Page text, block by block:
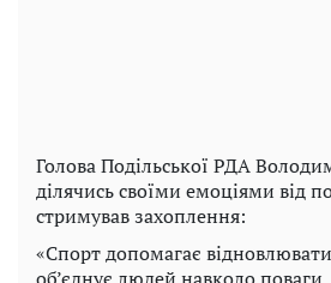
Голова Подільської РДА
ділячись своїми емоціями від
стримував захоплення:
«Спорт допомагає
об’єднує людей навколо